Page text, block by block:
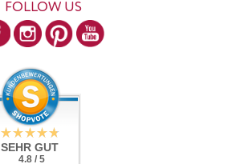
FOLLOW US
SEHR GUT
4.8 / 5